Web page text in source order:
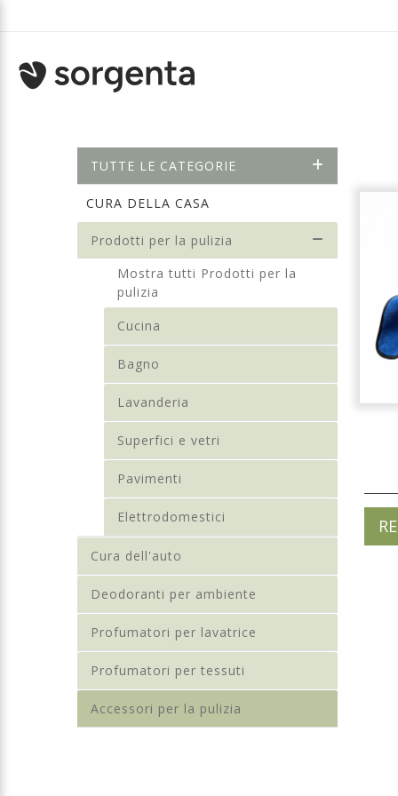
TUTTE LE CATEGORIE
CURA DELLA CASA
Prodotti per la pulizia
Mostra tutti Prodotti per la
pulizia
Cucina
Bagno
Lavanderia
Superfici e vetri
Pavimenti
Elettrodomestici
Cura dell'auto
Deodoranti per ambiente
Profumatori per lavatrice
Profumatori per tessuti
Accessori per la pulizia